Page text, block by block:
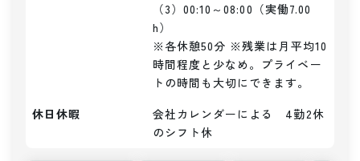
（3）00:10～08:00（実働7.00
h）
※各休憩50分 ※残業は月平均10
時間程度と少なめ。プライベー
トの時間も大切にできます。
休日休暇
会社カレンダーによる　4勤2休
のシフト休